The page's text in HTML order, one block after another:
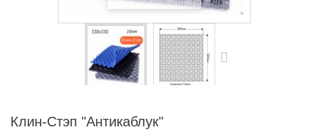
Клин-Стэп "Антикаблук"